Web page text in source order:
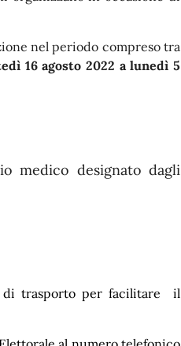
nel periodo compreso tra
16 agosto 2022 a lunedì 5
medico designato dagli
di trasporto per facilitare il